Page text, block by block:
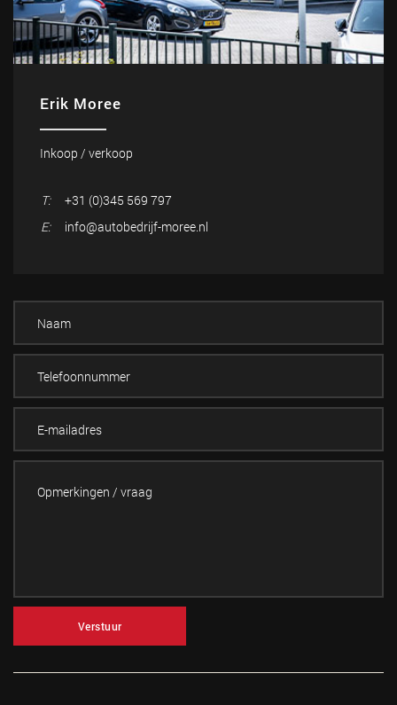
Erik Moree
Inkoop / verkoop
T:
+31 (0)345 569 797
E:
info@autobedrijf-moree.nl
Verstuur